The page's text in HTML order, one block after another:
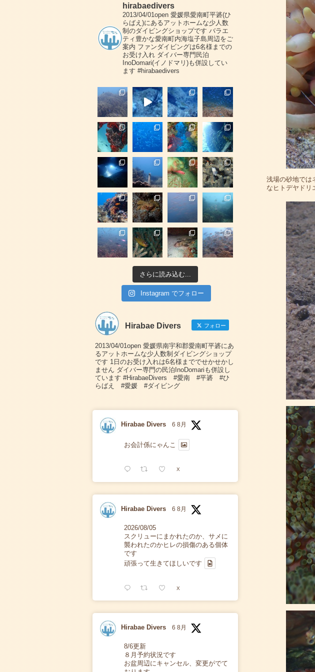
浅場の砂地では
なヒトデヤドリ
hirabaedivers
2013/04/01open愛媛県愛南町平碆(ひ
らばえ)にあるアットホームな少人数
制のダイビングショップです バラエ
ティ豊かな愛南町内海塩子島周辺をご
案内 ファンダイビングは6名様までの
お受け入れダイバー専門民泊
InoDomari(イノドマリ)も併設してい
ます #hirabaedivers
さらに読み込む...
Instagram でフォロー
Hirabae Divers フォロー
2013/04/01open 愛媛県南宇和郡愛南町平碆にあ
るアットホームな少人数制ダイビングショップ
です 1日のお受け入れは6名様まででせかせかし
ません ダイバー専門の民泊InoDomariも併設し
ています #HirabaeDivers #愛南 #平碆 #ひ
らばえ #愛媛 #ダイビング
Hirabae Divers 6 8月
お会計係にゃんこ
X
Hirabae Divers 6 8月
2026/08/05
スクリューにまかれたのか、サメに
襲われたのかヒレの損傷のある個体
です
頑張って生きてほしいです
X
Hirabae Divers 6 8月
8/6更新
８月予約状況です
お盆周辺にキャンセル、変更がでて